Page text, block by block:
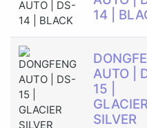
14 |
AUTO |
15 |
SILVER